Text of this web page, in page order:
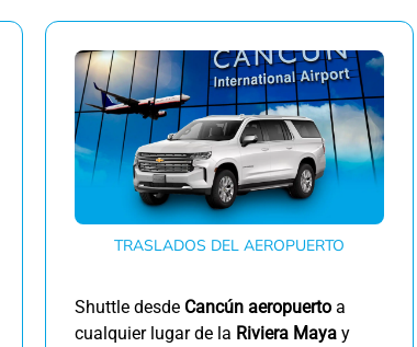
TRASLADOS DEL AEROPUERTO
Shuttle desde Cancún aeropuerto a
cualquier lugar de la Riviera Maya y